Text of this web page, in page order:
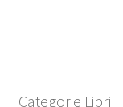
Categorie Libri